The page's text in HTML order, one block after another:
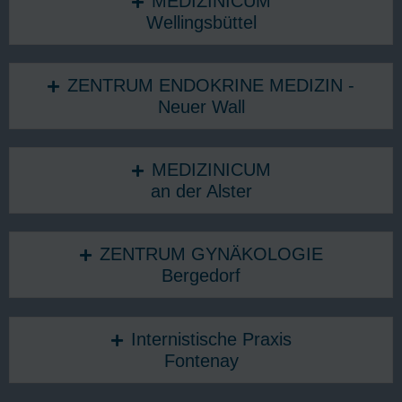
Wellingsbüttel
ZENTRUM ENDOKRINE MEDIZIN -
Neuer Wall
MEDIZINICUM
an der Alster
ZENTRUM GYNÄKOLOGIE
Bergedorf
Internistische Praxis
Fontenay